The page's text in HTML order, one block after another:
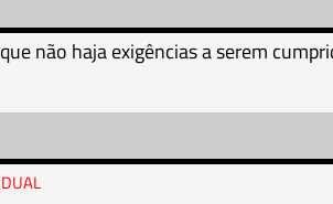
não haja exigências a serem